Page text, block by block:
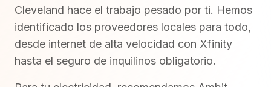
Cleveland hace el trabajo pesado por ti. Hemos
identificado los proveedores locales para todo,
desde internet de alta velocidad con Xfinity
hasta el seguro de inquilinos obligatorio.